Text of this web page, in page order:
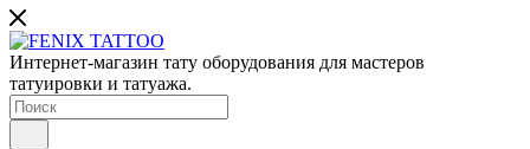
Интернет-магазин тату оборудования для мастеров
татуировки и татуажа.